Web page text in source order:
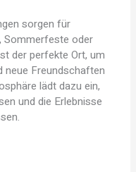
sorgen für
Sommerfeste oder
der perfekte Ort, um
neue Freundschaften
lädt dazu ein,
und die Erlebnisse